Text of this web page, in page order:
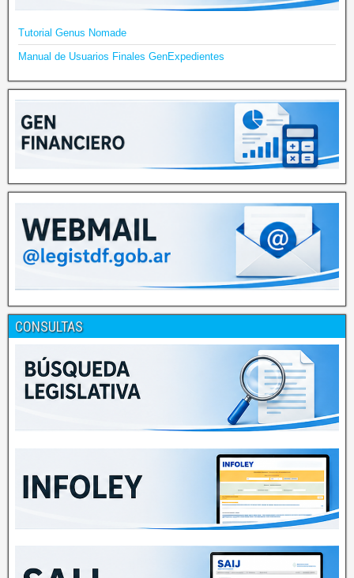
Tutorial Genus Nomade
Manual de Usuarios Finales GenExpedientes
CONSULTAS